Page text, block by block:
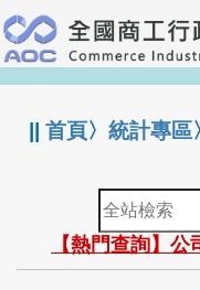
跳
到
主
要
:::
||首頁〉統計專區
全
站
檢
索
【熱門查詢】